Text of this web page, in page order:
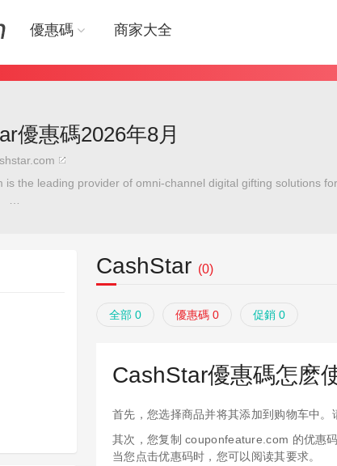
優惠碼 商家大全
優惠碼2026年8月
is the leading provider of omni-channel digital gifting solutions
CashStar (0)
全部 0 優惠碼 0 促銷 0
CashStar優惠碼怎麽
首先，您选择商品并将其添加到购物车中。
其次，您复制 couponfeature.com 的优惠
当您点击优惠码时，您可以阅读其要求。